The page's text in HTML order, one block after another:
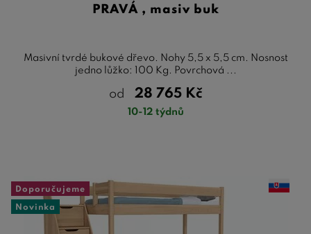
PRAVÁ , masiv buk
Masivní tvrdé bukové dřevo. Nohy 5,5 x 5,5 cm. Nosnost
jedno lůžko: 100 Kg. Povrchová ...
od 28 765 Kč
10-12 týdnů
Doporučujeme
Novinka